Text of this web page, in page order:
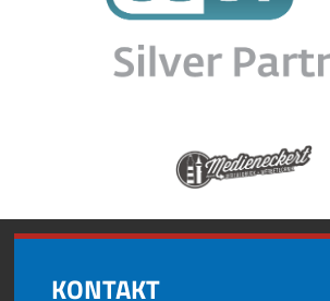
KONTAKT